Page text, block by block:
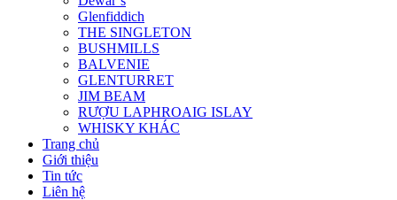
Glenfiddich
THE SINGLETON
BUSHMILLS
BALVENIE
GLENTURRET
JIM BEAM
RƯỢU LAPHROAIG ISLAY
WHISKY KHÁC
Trang chủ
Giới thiệu
Tin tức
Liên hệ